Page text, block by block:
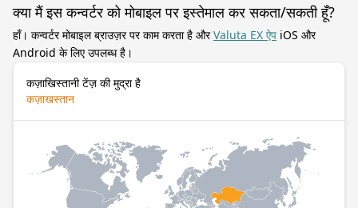
क्या मैं इस कन्वर्टर को मोबाइल पर इस्तेमाल कर सकता/सकती हूँ?
हाँ। कन्वर्टर मोबाइल ब्राउज़र पर काम करता है औरValuta EX ऐप iOS और
Android के लिए उपलब्ध है।
कज़ाखिस्तानी टेंज़ की मुद्रा है
कज़ाखस्तान